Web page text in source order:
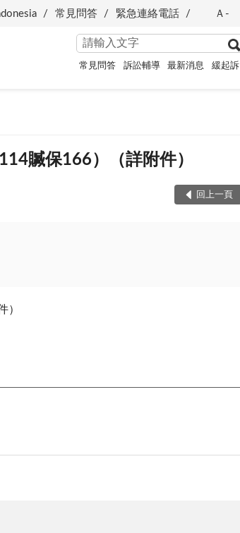
常見問答 緊急連絡電話 Ａ-
常見問答 訴訟輔導 最新消息 緩起訴
贓保166）（詳附件）
回上一頁
）